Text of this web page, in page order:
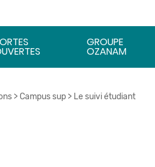
GROUPE
OZANAM
>Campus sup > Le suivi étudiant